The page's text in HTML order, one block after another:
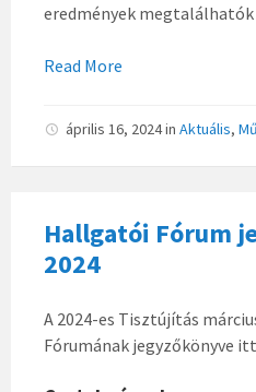
eredmények
Read More
április 16, 2024in Aktuális,
Hallgatói Fórum
2024
A 2024-es Tisztújítás
Fórumának jegyzőkönyve